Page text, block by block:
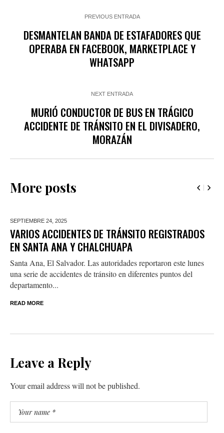
PREVIOUS ENTRADA
DESMANTELAN BANDA DE ESTAFADORES QUE
OPERABA EN FACEBOOK, MARKETPLACE Y
WHATSAPP
NEXT ENTRADA
MURIÓ CONDUCTOR DE BUS EN TRÁGICO
ACCIDENTE DE TRÁNSITO EN EL DIVISADERO,
MORAZÁN
More posts
SEPTIEMBRE 24, 2025
VARIOS ACCIDENTES DE TRÁNSITO REGISTRADOS
EN SANTA ANA Y CHALCHUAPA
Santa Ana, El Salvador. Las autoridades reportaron este lunes
una serie de accidentes de tránsito en diferentes puntos del
departamento...
READ MORE
Leave a Reply
Your email address will not be published.